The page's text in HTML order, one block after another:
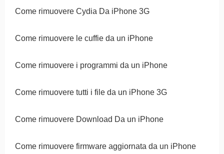
Come rimuovere Cydia Da iPhone 3G
Come rimuovere le cuffie da un iPhone
Come rimuovere i programmi da un iPhone
Come rimuovere tutti i file da un iPhone 3G
Come rimuovere Download Da un iPhone
Come rimuovere firmware aggiornata da un iPhone